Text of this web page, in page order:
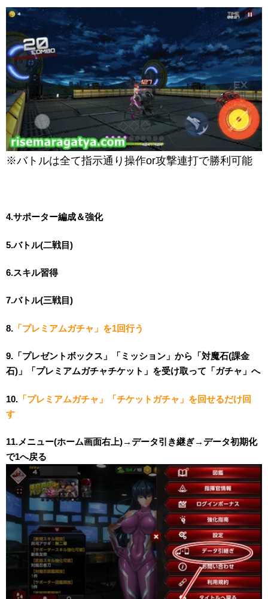
※バトルは全て指示通り操作or攻撃連打で勝利可能
4.サポーター編成＆強化
5.バトル(二戦目)
6.スキル習得
7.バトル(三戦目)
8. 「プレミアムガチャ」を1回行う
9.「プレゼントボックス」「ミッション」から「対魔石(課金
石)」「プレミアムガチャチケット」を受け取って「ガチャ」へ
10. 「プレミアムガチャ」「チケットガチャ」を回せるだけ回
す
11.メニュー(ホーム画面右上)→データ引き継ぎ→データ初期化
で1へ戻る